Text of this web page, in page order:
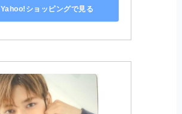
Yahoo!ショッピングで見る